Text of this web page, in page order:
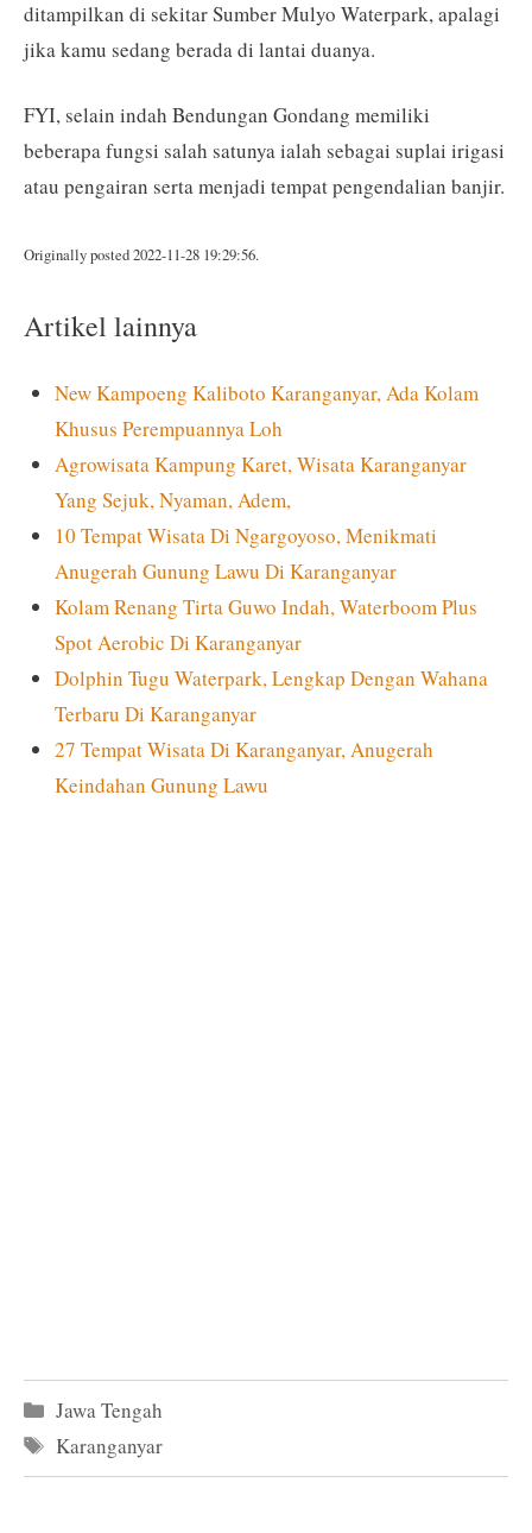
ditampilkan di sekitar Sumber Mulyo Waterpark, apalagi
jika kamu sedang berada di lantai duanya.
FYI, selain indah Bendungan Gondang memiliki
beberapa fungsi salah satunya ialah sebagai suplai irigasi
atau pengairan serta menjadi tempat pengendalian banjir.
Originally posted 2022-11-28 19:29:56.
Artikel lainnya
New Kampoeng Kaliboto Karanganyar, Ada Kolam
Khusus Perempuannya Loh
Agrowisata Kampung Karet, Wisata Karanganyar
Yang Sejuk, Nyaman, Adem,
10 Tempat Wisata Di Ngargoyoso, Menikmati
Anugerah Gunung Lawu Di Karanganyar
Kolam Renang Tirta Guwo Indah, Waterboom Plus
Spot Aerobic Di Karanganyar
Dolphin Tugu Waterpark, Lengkap Dengan Wahana
Terbaru Di Karanganyar
27 Tempat Wisata Di Karanganyar, Anugerah
Keindahan Gunung Lawu
Kategori
Jawa Tengah
Tag
Karanganyar